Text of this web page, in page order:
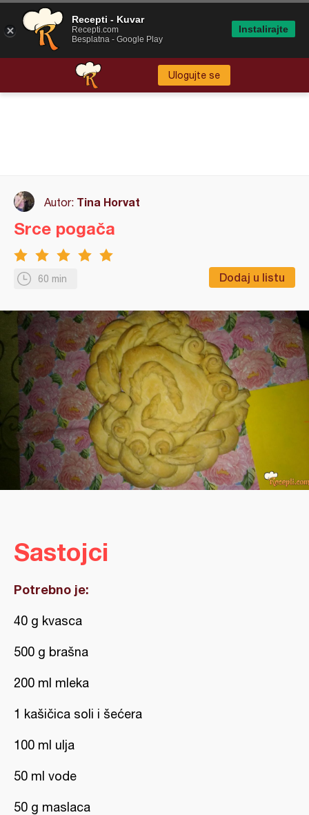
Ulogujte se
Autor: Tina Horvat
60 min Dodaj u listu
Srce pogača
Sastojci
Potrebno je:
40 g kvasca
500 g brašna
200 ml mleka
1 kašičica soli i šećera
100 ml ulja
50 ml vode
50 g maslaca
Recepti - Kuvar
Recepti.com
Besplatna - Google Play
Instalirajte